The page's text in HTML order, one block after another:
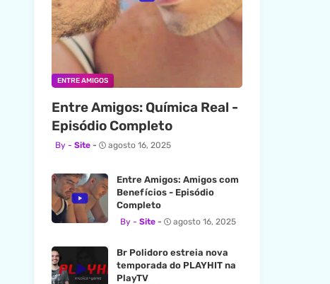
ENTRE AMIGOS
Entre Amigos: Química Real -
Episódio Completo
Site agosto 16, 2025
Entre Amigos: Amigos com
Benefícios - Episódio
Completo
Site agosto 16, 2025
Br Polidoro estreia nova
temporada do PLAYHIT na
PlayTV